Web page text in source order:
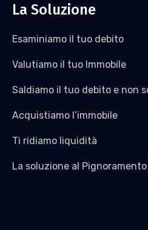
La Soluzione
Esaminiamo il tuo debito
Valutiamo il tuo Immobile
Saldiamo il tuo debito e non
Acquistiamo l’immobile
Ti ridiamo liquidità
La soluzione al